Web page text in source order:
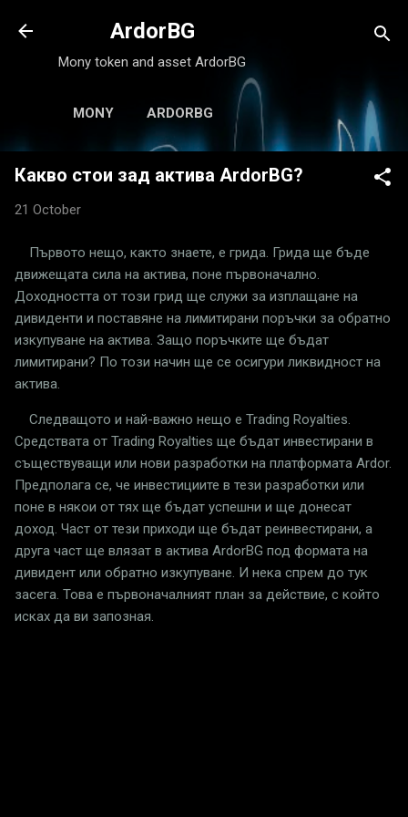
Skip to main content
ArdorBG
Mony token and asset ArdorBG
MONY ARDORBG
Какво стои зад актива ArdorBG?
21 October
Първото нещо, както знаете, е грида. Грида ще бъде
движещата сила на актива, поне първоначално.
Доходността от този грид ще служи за изплащане на
дивиденти и поставяне на лимитирани поръчки за обратно
изкупуване на актива. Защо поръчките ще бъдат
лимитирани? По този начин ще се осигури ликвидност на
актива.
Следващото и най-важно нещо е Trading Royalties.
Средствата от Trading Royalties ще бъдат инвестирани в
съществуващи или нови разработки на платформата Ardor.
Предполага се, че инвестициите в тези разработки или
поне в някои от тях ще бъдат успешни и ще донесат
доход. Част от тези приходи ще бъдат реинвестирани, а
друга част ще влязат в актива ArdorBG под формата на
дивидент или обратно изкупуване. И нека спрем до тук
засега. Това е първоначалният план за действие, с който
исках да ви запозная.